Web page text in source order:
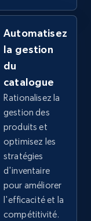
products
Initial
more.
shop url
Initial
more.
Automatisez
la gestion
du
catalogue
Rationalisez la
gestion des
produits et
optimisez les
stratégies
d'inventaire
pour améliorer
l'efficacité et la
compétitivité.